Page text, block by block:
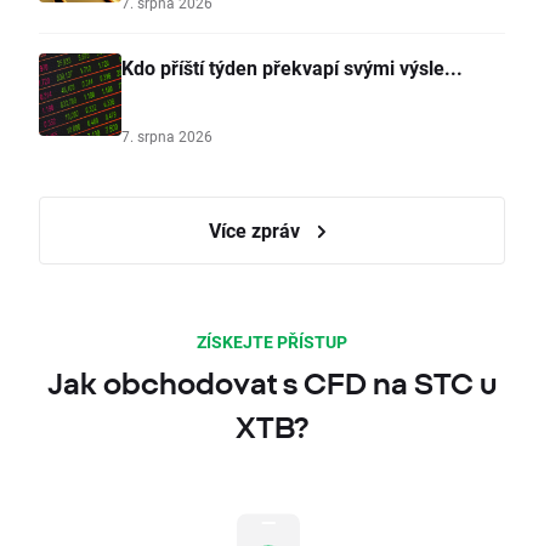
Kdo příští týden překvapí svými výsle...
7. srpna 2026
Více zpráv
ZÍSKEJTE PŘÍSTUP
Jak obchodovat s CFD na STC u
XTB?